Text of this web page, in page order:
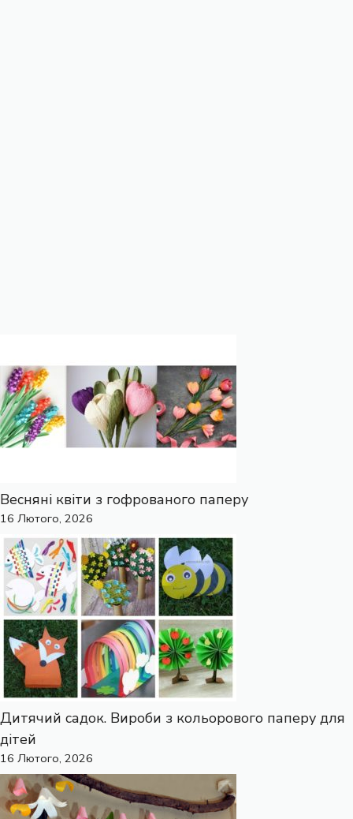
Весняні квіти з гофрованого паперу
16 Лютого, 2026
Дитячий садок. Вироби з кольорового паперу для
дітей
16 Лютого, 2026